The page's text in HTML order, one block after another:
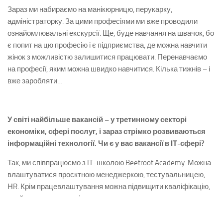
Зараз ми набираємо на манікюрницю, перукарку,
адміністраторку. За цими професіями ми вже проводили
ознайомлювальні екскурсії. Ще, буде навчання на швачок, бо
є попит на цю професію і є підприємства, де можна навчити
жінок з можливістю залишитися працювати. Перенавчаємо
на професії, яким можна швидко навчитися. Кілька тижнів – і
вже заробляти…
У світі найбільше вакансій – у третинному секторі
економіки, сфері послуг, і зараз стрімко розвиваються
інформаційні технології. Чи є у вас вакансії в ІТ-сфері?
Так, ми співпрацюємо з IT-школою Beetroot Academy. Можна
влаштуватися проєктною менеджеркою, тестувальницею,
НR. Крім працевлаштування можна підвищити кваліфікацію,